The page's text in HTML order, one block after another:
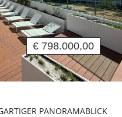
€ 798.000,00
PANORAMABLICK